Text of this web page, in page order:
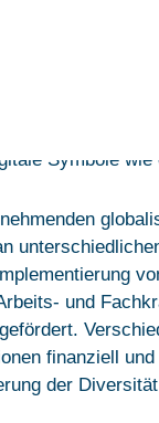
und
finanziell
der